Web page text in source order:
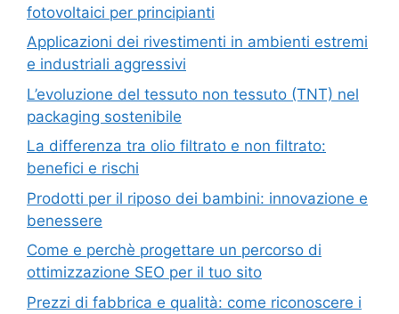
fotovoltaici per principianti
Applicazioni dei rivestimenti in ambienti estremi
e industriali aggressivi
L’evoluzione del tessuto non tessuto (TNT) nel
packaging sostenibile
La differenza tra olio filtrato e non filtrato:
benefici e rischi
Prodotti per il riposo dei bambini: innovazione e
benessere
Come e perchè progettare un percorso di
ottimizzazione SEO per il tuo sito
Prezzi di fabbrica e qualità: come riconoscere i